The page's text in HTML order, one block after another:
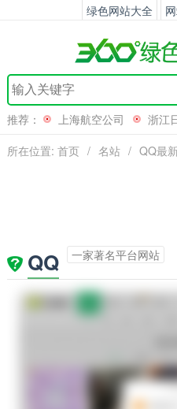
绿色网站大全
推荐： 上海航空公司 浙江
所在位置: 首页 / 名站 / QQ最
QQ 一家著名平台网站